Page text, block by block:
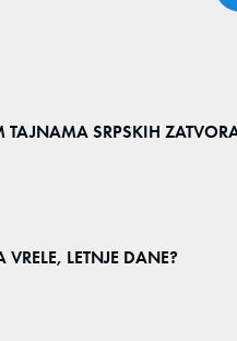
SRPSKIH
LETNJE DANE?